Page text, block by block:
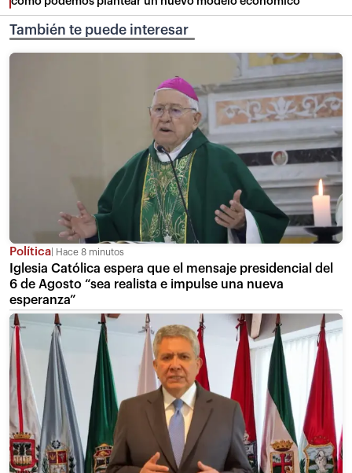
También te puede interesar
Política Hace 8 minutos
Iglesia Católica espera que el mensaje presidencial del
6 de Agosto “sea realista e impulse una nueva
esperanza”